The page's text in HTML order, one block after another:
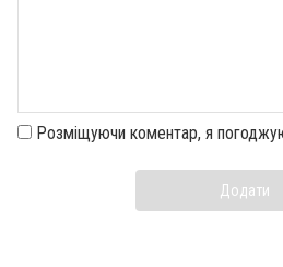
Розміщуючи коментар, я
Додати